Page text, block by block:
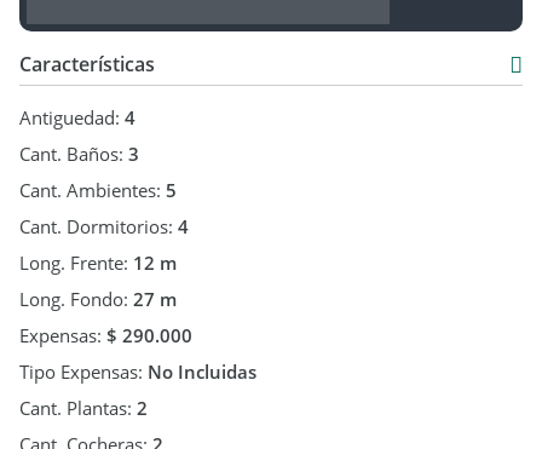
Características
Antiguedad: 4
Cant. Baños: 3
Cant. Ambientes: 5
Cant. Dormitorios: 4
Long. Frente: 12 m
Long. Fondo: 27 m
Expensas: $ 290.000
Tipo Expensas: No Incluidas
Cant. Plantas: 2
Cant. Cocheras: 2